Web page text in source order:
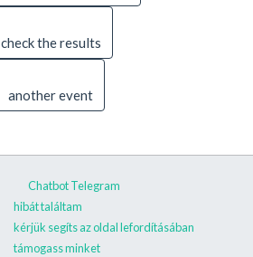
check the results
another event
Chatbot Telegram
hibát találtam
kérjük segíts az oldal lefordításában
támogass minket